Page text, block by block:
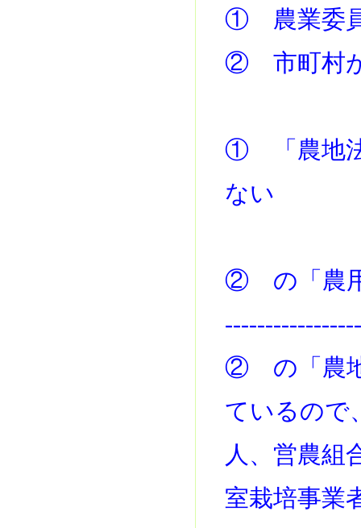
① 農業委員
② 市町村
① 「農地
ない
② の「農用
② の「農地
ているので
人、営農組
室栽培事業